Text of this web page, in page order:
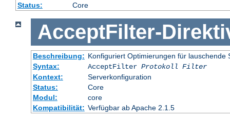
Status:
Core
AcceptFilter-
Beschreibung: Konfiguriert Optimierungen für lauschende
Syntax:
AcceptFilter Protokoll Filter
Kontext:
Serverkonfiguration
Status:
Core
Modul:
core
Kompatibilität: Verfügbar ab Apache 2.1.5